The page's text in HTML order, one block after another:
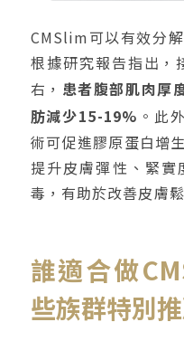
CMSlim可以有效分
根據研究報告指出
右， 患者腹部肌肉厚
肪減少15-19% 。此
術可促進膠原蛋白增
提升皮膚彈性、緊
毒，有助於改善皮膚
誰適合做
些族群特別